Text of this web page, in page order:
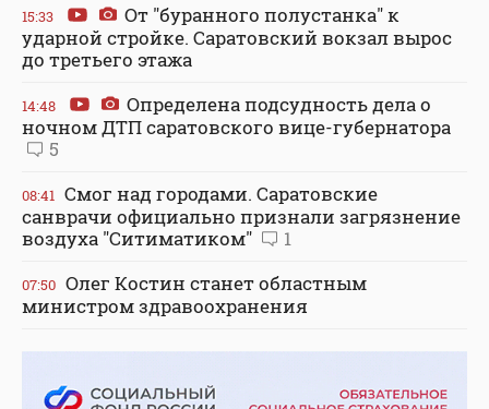
15:33
От "буранного полустанка" к
ударной стройке. Саратовский вокзал вырос
до третьего этажа
14:48
Определена подсудность дела о
ночном ДТП саратовского вице-губернатора
5
08:41 Смог над городами. Саратовские
санврачи официально признали загрязнение
воздуха "Ситиматиком"
1
07:50 Олег Костин станет областным
министром здравоохранения